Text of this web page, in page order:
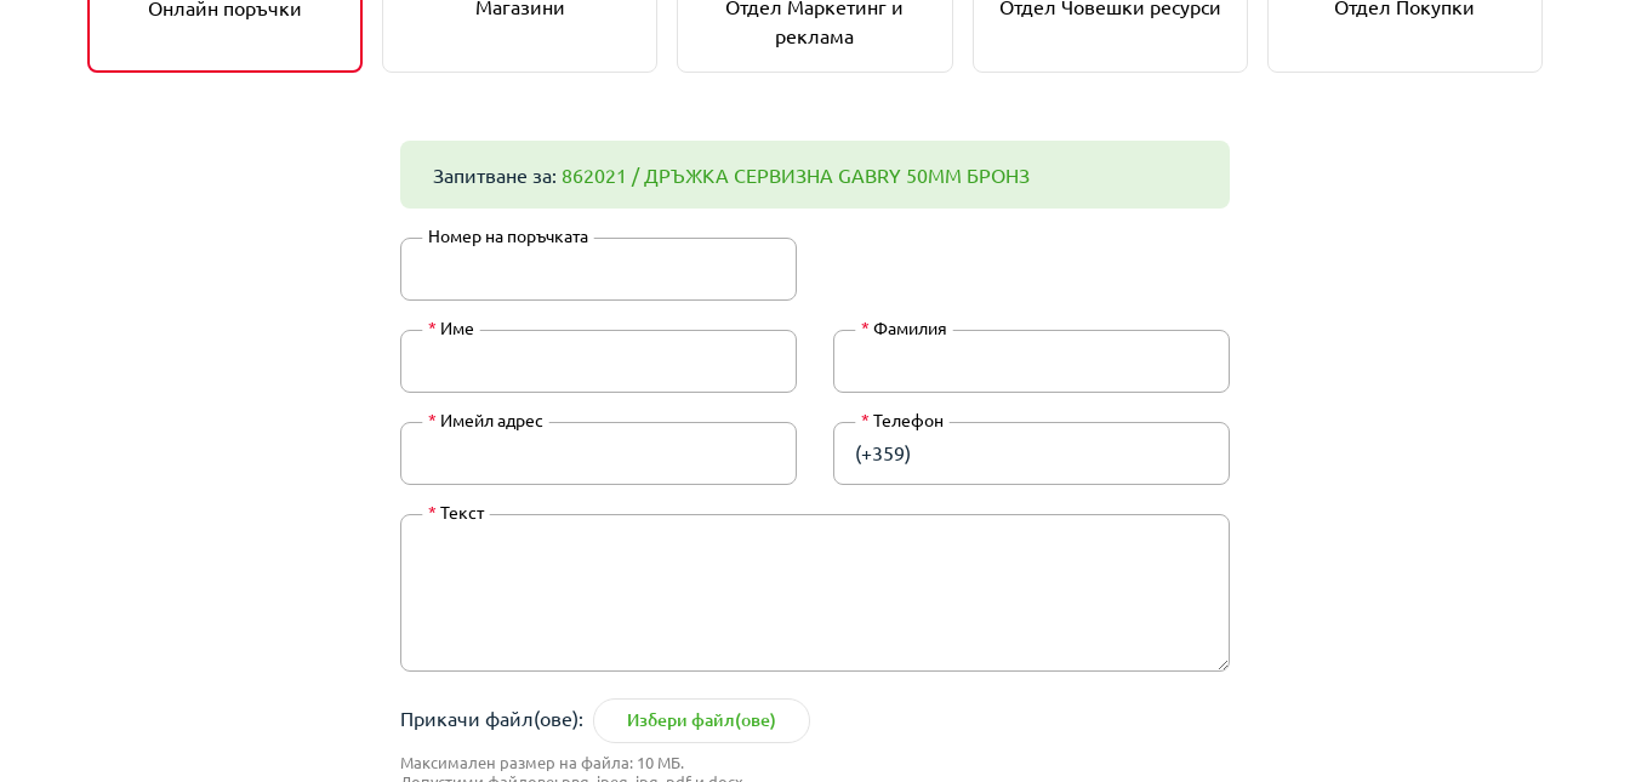
Онлайн поръчки Магазини
Отдел Маркетинг и
реклама
Отдел Човешки ресурси Отдел Покупки
Запитване за: 862021 / ДРЪЖКА СЕРВИЗНА GABRY 50ММ БРОНЗ
Номер на поръчката
* Име * Фамилия
* Имейл адрес * Телефон
(+359)
* Текст
Прикачи файл(ове): Избери файл(ове)
Максимален размер на файла: 10 МБ.